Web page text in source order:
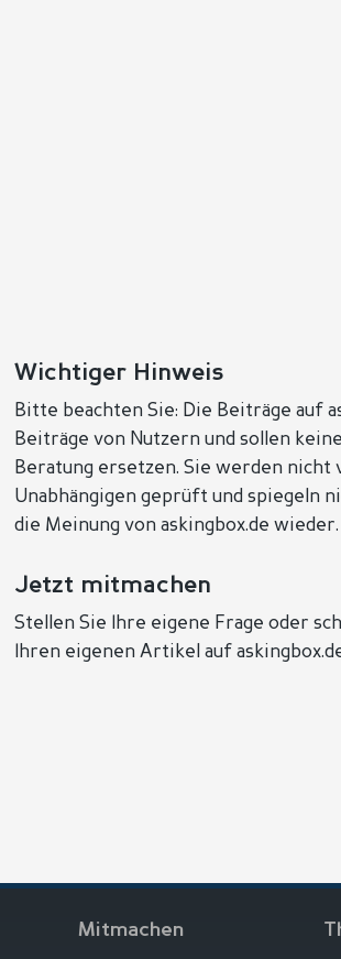
Wichtiger Hinweis
Bitte beachten Sie: Die Beiträge auf
Beiträge von Nutzern und sollen
Beratung ersetzen. Sie werden nicht
Unabhängigen geprüft und spiegeln
die Meinung von askingbox.de wieder.
Jetzt mitmachen
Stellen Sie Ihre eigene Frage oder
Ihren eigenen Artikel auf
Mitmachen